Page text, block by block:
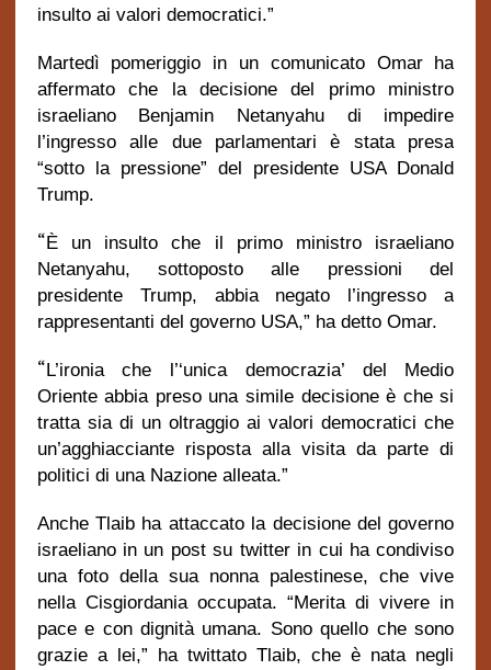
insulto ai valori democratici.”
Martedì pomeriggio in un comunicato Omar ha
affermato che la decisione del primo ministro
israeliano Benjamin Netanyahu di impedire
l’ingresso alle due parlamentari è stata presa
“sotto la pressione” del presidente USA Donald
Trump.
“È un insulto che il primo ministro israeliano
Netanyahu, sottoposto alle pressioni del
presidente Trump, abbia negato l’ingresso a
rappresentanti del governo USA,” ha detto Omar.
“L’ironia che l’‘unica democrazia’ del Medio
Oriente abbia preso una simile decisione è che si
tratta sia di un oltraggio ai valori democratici che
un’agghiacciante risposta alla visita da parte di
politici di una Nazione alleata.”
Anche Tlaib ha attaccato la decisione del governo
israeliano in un post su twitter in cui ha condiviso
una foto della sua nonna palestinese, che vive
nella Cisgiordania occupata. “Merita di vivere in
pace e con dignità umana. Sono quello che sono
grazie a lei,” ha twittato Tlaib, che è nata negli